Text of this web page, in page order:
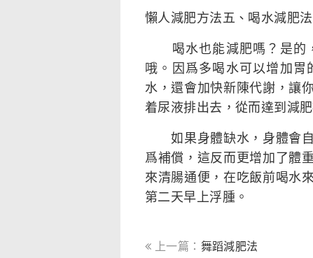
懶人減肥方法五、喝水減肥法
喝水也能減肥嗎？是的
哦。因爲多喝水可以增加
水，還會加快新陳代謝，讓
着尿液排出去，從而達到減
如果身體缺水，身體會自
爲補償，這反而更增加了體
來清腸通便，在吃飯前喝水
第二天早上浮腫。
上一篇： 舞蹈減肥法